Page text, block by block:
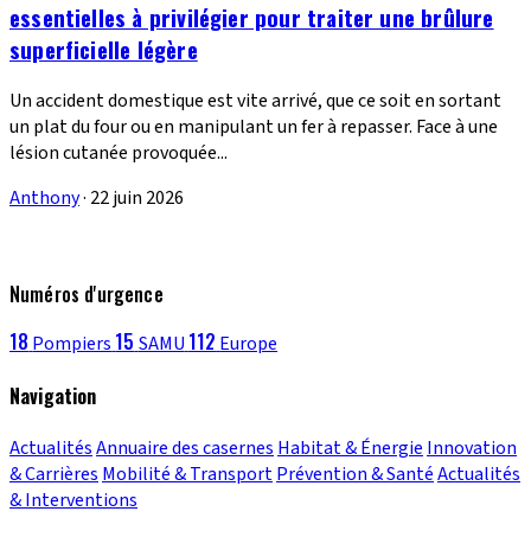
essentielles à privilégier pour traiter une brûlure
superficielle légère
Un accident domestique est vite arrivé, que ce soit en sortant
un plat du four ou en manipulant un fer à repasser. Face à une
lésion cutanée provoquée...
Anthony· 22 juin 2026
Numéros d'urgence
18 Pompiers 15 SAMU 112 Europe
Navigation
ActualitésAnnuaire des casernes Habitat & Énergie Innovation
& Carrières Mobilité & TransportPrévention & SantéActualités
& Interventions